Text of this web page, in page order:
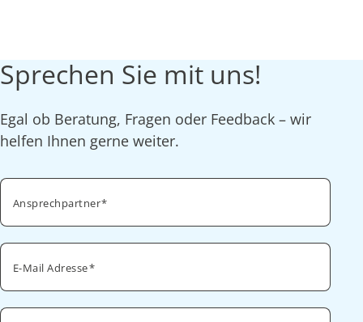
Sprechen Sie mit uns!
Egal ob Beratung, Fragen oder Feedback – wir
helfen Ihnen gerne weiter.
Ansprechpartner
E-Mail Adresse